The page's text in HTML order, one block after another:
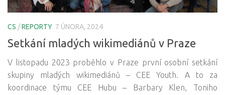
CS /REPORTY 7 ÚNORA, 2024
Setkání mladých wikimediánů v Praze
V listopadu 2023 proběhlo v Praze první osobní setkání
skupiny mladých wikimediánů – CEE Youth. A to za
koordinace týmu CEE Hubu – Barbary Klen, Toniho